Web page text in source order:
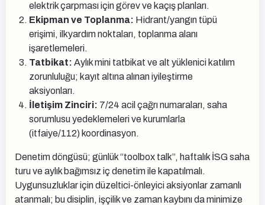
elektrik çarpması için görev ve kaçış planları.
Ekipman ve Toplanma: Hidrant/yangın tüpü
erişimi, ilkyardım noktaları, toplanma alanı
işaretlemeleri.
Tatbikat: Aylık mini tatbikat ve alt yüklenici katılım
zorunluluğu; kayıt altına alınan iyileştirme
aksiyonları.
İletişim Zinciri: 7/24 acil çağrı numaraları, saha
sorumlusu yedeklemeleri ve kurumlarla
(itfaiye/112) koordinasyon.
Denetim döngüsü; günlük “toolbox talk”, haftalık İSG saha
turu ve aylık bağımsız iç denetim ile kapatılmalı.
Uygunsuzluklar için düzeltici-önleyici aksiyonlar zamanlı
atanmalı; bu disiplin, işçilik ve zaman kaybını da minimize